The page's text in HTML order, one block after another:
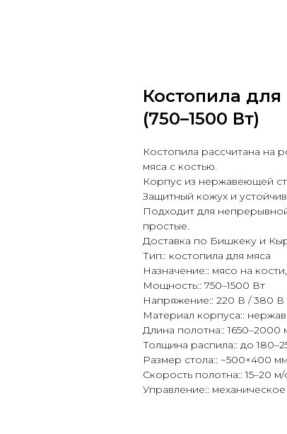
Костопила
(750–1500 Вт)
Костопила рассчитана на
мяса с костью.
Корпус из нержавеющей
Защитный кожух и
Подходит для
простые.
Доставка по Бишкеку и
Тип:: костопила для мяса
Назначение:: мясо на
Мощность:: 750–1500 Вт
Напряжение:: 220 В / 380 В
Материал корпуса::
Длина полотна:: 1650–2000
Толщина распила:: до
Размер стола:: ~500×400 мм
Скорость полотна:: 15–20 м/
Управление:: механическое